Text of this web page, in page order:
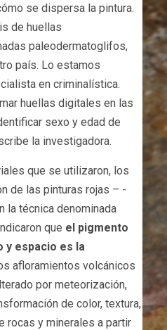
se dispersa la pintura.
de huellas
paleodermatoglifos,
país. Lo estamos
en criminalística.
huellas digitales en las
sexo y edad de
la investigadora.
que se utilizaron, los
de las pinturas rojas – -
la técnica denominada
que el pigmento
y espacio es la
afloramientos volcánicos
por meteorización,
de color, textura,
rocas y minerales a partir